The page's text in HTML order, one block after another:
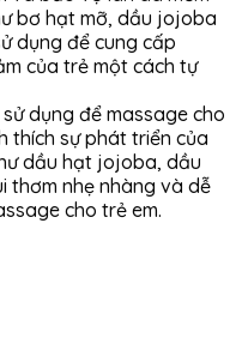
bơ hạt mỡ, dầu jojoba
dụng để cung cấp
của trẻ một cách tự
dụng để massage cho
thích sự phát triển của
dầu hạt jojoba, dầu
thơm nhẹ nhàng và dễ
cho trẻ em.